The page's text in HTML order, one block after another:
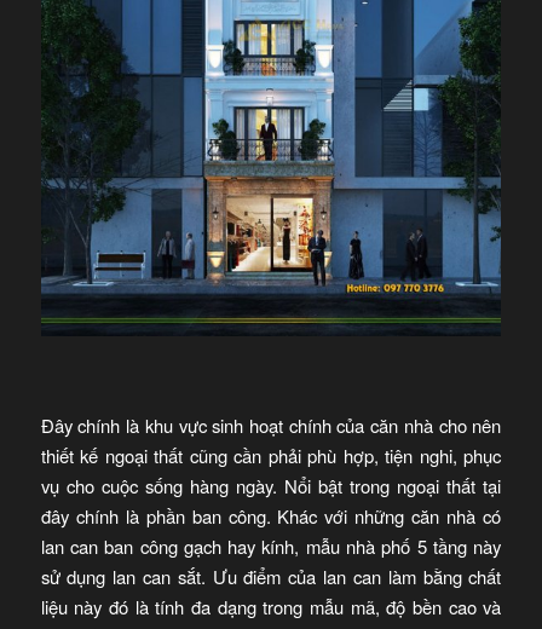
Đây chính là khu vực sinh hoạt chính của căn nhà cho nên
thiết kế ngoại thất cũng cần phải phù hợp, tiện nghi, phục
vụ cho cuộc sống hàng ngày. Nổi bật trong ngoại thất tại
đây chính là phần ban công. Khác với những căn nhà có
lan can ban công gạch hay kính, mẫu nhà phố 5 tầng này
sử dụng lan can sắt. Ưu điểm của lan can làm bằng chất
liệu này đó là tính đa dạng trong mẫu mã, độ bền cao và